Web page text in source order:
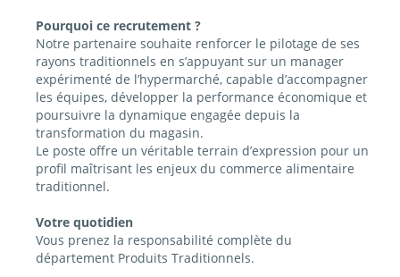
Pourquoi ce recrutement ?
Notre partenaire souhaite renforcer le pilotage de ses
rayons traditionnels en s’appuyant sur un manager
expérimenté de l’hypermarché, capable d’accompagner
les équipes, développer la performance économique et
poursuivre la dynamique engagée depuis la
transformation du magasin.
Le poste offre un véritable terrain d’expression pour un
profil maîtrisant les enjeux du commerce alimentaire
traditionnel.
Votre quotidien
Vous prenez la responsabilité complète du
département Produits Traditionnels.